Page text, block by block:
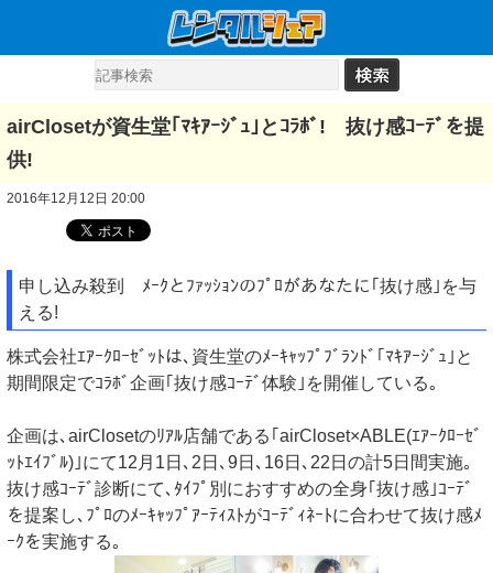
airClosetが資生堂｢ﾏｷｱｰｼﾞｭ｣とｺﾗﾎﾞ! 抜け感ｺｰﾃﾞを提
供!
2016年12月12日 20:00
申し込み殺到 ﾒｰｸとﾌｧｯｼｮﾝのﾌﾟﾛがあなたに｢抜け感｣を与
える!
株式会社ｴｱｰｸﾛｰｾﾞｯﾄは､資生堂のﾒｰｷｬｯﾌﾟﾌﾞﾗﾝﾄﾞ｢ﾏｷｱｰｼﾞｭ｣と
期間限定でｺﾗﾎﾞ企画｢抜け感ｺｰﾃﾞ体験｣を開催している｡
企画は､airClosetのﾘｱﾙ店舗である｢airCloset×ABLE(ｴｱｰｸﾛｰｾﾞ
ｯﾄｴｲﾌﾞﾙ)｣にて12月1日､2日､9日､16日､22日の計5日間実施｡
抜け感ｺｰﾃﾞ診断にて､ﾀｲﾌﾟ別におすすめの全身｢抜け感｣ｺｰﾃﾞ
を提案し､ﾌﾟﾛのﾒｰｷｬｯﾌﾟｱｰﾃｨｽﾄがｺｰﾃﾞｨﾈｰﾄに合わせて抜け感ﾒ
ｰｸを実施する｡